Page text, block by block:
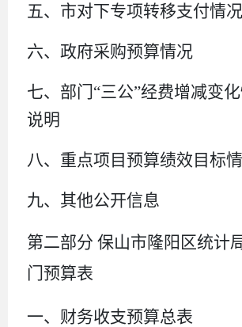
五、 市对下专项转移支付情况
六、 政府采购预算情况
七、部门“三公”经费增减变
说明
八、重点项目预算绩效目标
九、其他公开信息
第二部分 保山市隆阳区统计
门预算表
一、 财务收支预算总表